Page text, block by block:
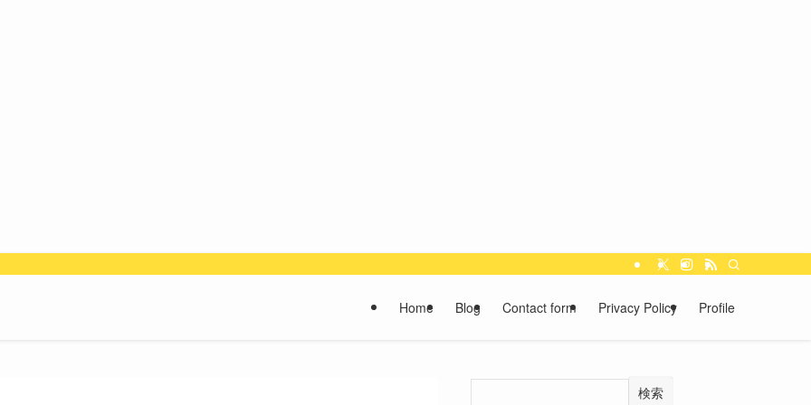
Home Blog Contact form Privacy Policy Profile
検索